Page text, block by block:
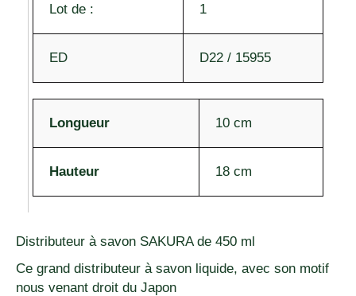
Lot de : 1
ED D22 / 15955
Longueur 10 cm
Hauteur 18 cm
Distributeur à savon SAKURA de 450 ml
Ce grand distributeur à savon liquide, avec son motif
nous venant droit du Japon